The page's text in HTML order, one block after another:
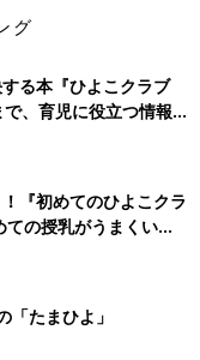
グ
る本『ひよこクラブ
、育児に役立つ情報が
『初めてのひよこクラ
ての授乳がうまくい
夏のトラブル 解決テ
「たまひよ」